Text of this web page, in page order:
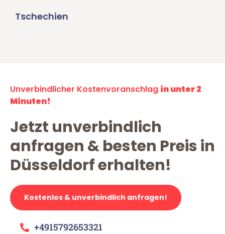
Tschechien
Unverbindlicher Kostenvoranschlag in unter 2
Minuten!
Jetzt unverbindlich
anfragen & besten Preis in
Düsseldorf erhalten!
Kostenlos & unverbindlich anfragen!
+4915792653321